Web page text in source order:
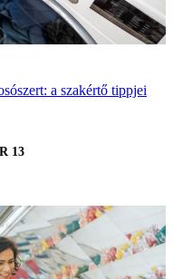
a szakértő tippjei
13